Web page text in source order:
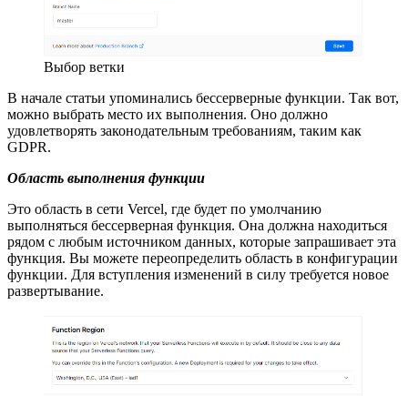
Выбор ветки
В начале статьи упоминались бессерверные функции. Так вот,
можно выбрать место их выполнения. Оно должно
удовлетворять законодательным требованиям, таким как
GDPR.
Область выполнения функции
Это область в сети Vercel, где будет по умолчанию
выполняться бессерверная функция. Она должна находиться
рядом с любым источником данных, которые запрашивает эта
функция. Вы можете переопределить область в конфигурации
функции. Для вступления изменений в силу требуется новое
развертывание.